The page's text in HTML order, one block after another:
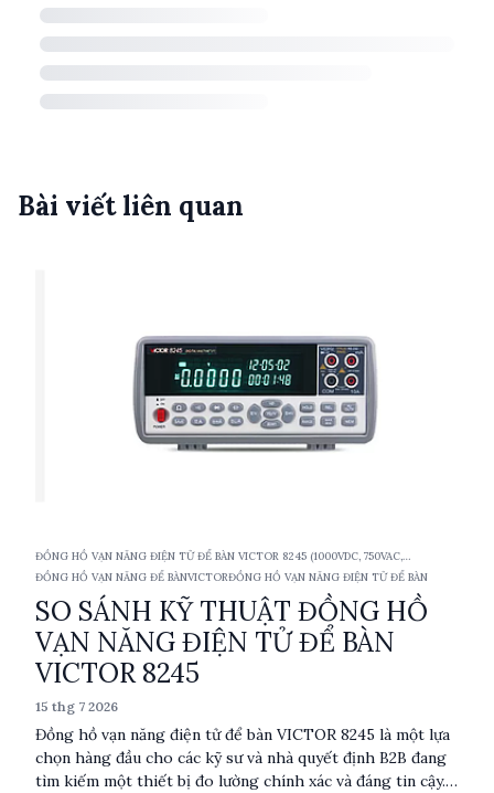
Bài viết liên quan
ĐỒNG HỒ VẠN NĂNG ĐIỆN TỬ ĐỂ BÀN VICTOR 8245 (1000VDC, 750VAC,
10ACA/DCA, TRMS)
ĐỒNG HỒ VẠN NĂNG ĐỂ BÀNVICTORĐỒNG HỒ VẠN NĂNG ĐIỆN TỬ ĐỂ BÀN
SO SÁNH KỸ THUẬT ĐỒNG HỒ
VẠN NĂNG ĐIỆN TỬ ĐỂ BÀN
VICTOR 8245
15 thg 7 2026
Đồng hồ vạn năng điện tử để bàn VICTOR 8245 là một lựa
chọn hàng đầu cho các kỹ sư và nhà quyết định B2B đang
tìm kiếm một thiết bị đo lường chính xác và đáng tin cậy.